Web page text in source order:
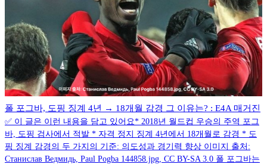
폴 포그바, 도핑 징계 4년 → 18개월 감경 그 이유는? : E4A 매거진
✅ 이 글은 이런 내용을 담고 있어요* 2018년 월드컵 우승의 주역 포그
바, 도핑 검사에서 적발 * 자격 정지 징계 4년에서 18개월로 감경 * 도
핑 징계 감경의 두 가지의 기준: 의도성과 경기력 향상 이미지 출처:
Станислав Ведмидь, Paul Pogba 144858.jpg, CC BY-SA 3.0 폴 포그바는